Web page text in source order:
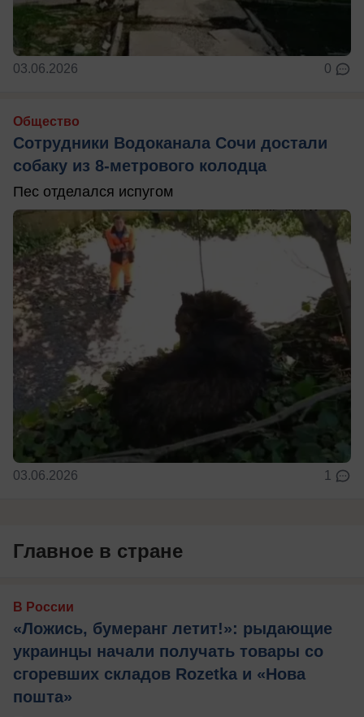
03.06.2026 0
Общество
Сотрудники Водоканала Сочи достали
собаку из 8-метрового колодца
Пес отделался испугом
03.06.2026 1
Главное в стране
В России
«Ложись, бумеранг летит!»: рыдающие
украинцы начали получать товары со
сгоревших складов Rozetka и «Нова
пошта»